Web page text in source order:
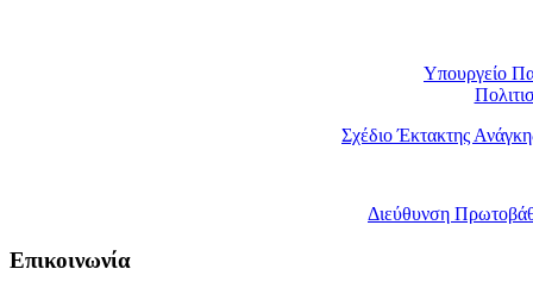
Υπουργείο
Σχέδιο Έκτακτης
Διεύθυνση
Επικοινωνία